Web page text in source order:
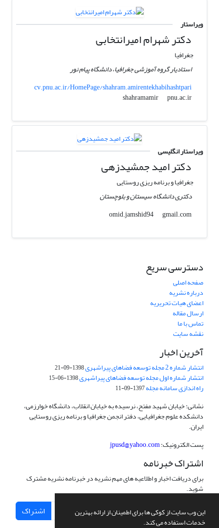
این وب سایت از کوکی ها برای اطمینان از ارائه بهترین
خدمات استفاده می کند.
ویراستار
دکتر شهرام امیرانتخابی
جغرافیا
استادیار گروه آموزشی جغرافیا، دانشگاه پیام نور
cv.pnu.ac.ir/HomePage/shahram.amirentekhabihashtpari
shahramamir
pnu.ac.ir
ویراستار انگلیسی
دکتر امید جمشیدزهی
جغرافیا و برنامه ریزی روستایی
دکتری دانشگاه سیستان و بلوچستان
omid.jamshid94
gmail.com
دسترسی سریع
صفحه اصلی
درباره نشریه
اعضای هیات تحریریه
ارسال مقاله
تماس با ما
نقشه سایت
آخرین اخبار
انتشار شماره 2 مجله توسعه فضاهای پیراشهری 1398-09-21
انتشار شماره اول مجله توسعه فضاهای پیراشهری1398-06-15
راه اندازی سامانه مجله1397-09-11
نشانی: خیابان شهید مفتح، نرسیده به خیابان انقلاب، دانشگاه خوارزمی،
دانشکده علوم جغرافیایی، دفتر انجمن جغرافیا و برنامه ریزی روستایی
ایران.
پست الکترونیک:jpusd@yahoo.com
اشتراک خبرنامه
برای دریافت اخبار و اطلاعیه های مهم نشریه در خبرنامه نشریه مشترک
شوید.
اشتراک